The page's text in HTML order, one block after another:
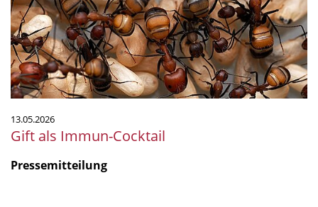
13.05.2026
Gift als Immun-Cocktail
Pressemitteilung